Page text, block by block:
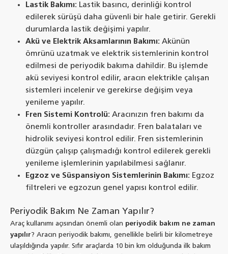
Lastik Bakımı: Lastik basıncı, derinliği kontrol
edilerek sürüşü daha güvenli bir hale getirir. Gerekli
durumlarda lastik değişimi yapılır.
Akü ve Elektrik Aksamlarının Bakımı: Akünün
ömrünü uzatmak ve elektrik sistemlerinin kontrol
edilmesi de periyodik bakıma dahildir. Bu işlemde
akü seviyesi kontrol edilir, aracın elektrikle çalışan
sistemleri incelenir ve gerekirse değişim veya
yenileme yapılır.
Fren Sistemi Kontrolü: Aracınızın fren bakımı da
önemli kontroller arasındadır. Fren balataları ve
hidrolik seviyesi kontrol edilir. Fren sistemlerinin
düzgün çalışıp çalışmadığı kontrol edilerek gerekli
yenileme işlemlerinin yapılabilmesi sağlanır.
Egzoz ve Süspansiyon Sistemlerinin Bakımı: Egzoz
filtreleri ve egzozun genel yapısı kontrol edilir.
Periyodik Bakım Ne Zaman Yapılır?
Araç kullanımı açısından önemli olan periyodik bakım ne zaman
yapılır? Aracın periyodik bakımı, genellikle belirli bir kilometreye
ulaşıldığında yapılır. Sıfır araçlarda 10 bin km olduğunda ilk bakım